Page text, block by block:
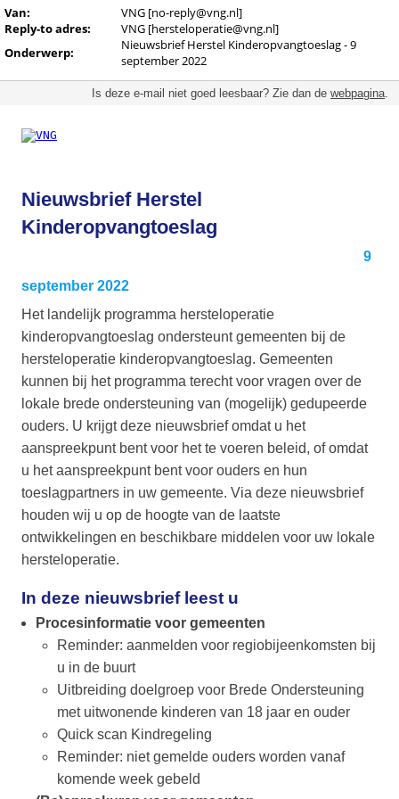
Van:
VNG [no-reply@vng.nl]
Reply-to adres:
VNG [hersteloperatie@vng.nl]
Onderwerp:
Nieuwsbrief Herstel Kinderopvangtoeslag - 9
september 2022